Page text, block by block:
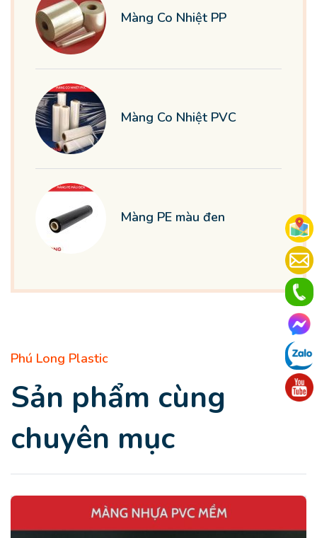
Màng Co Nhiệt PP
Màng Co Nhiệt PVC
Màng PE màu đen
Phú Long Plastic
Sản phẩm cùng
chuyên mục